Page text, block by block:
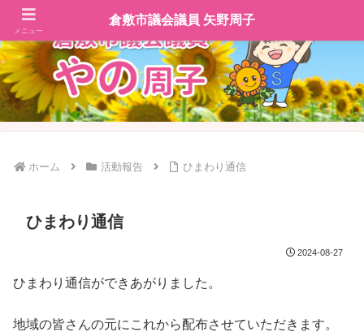
ホーム 活動報告 ひまわり通信
ひまわり通信
2024-08-27
ひまわり通信ができあがりました。
地域の皆さんの元にこれから配布させていただきます。
メニュー
倉敷市議会議員 矢野周子